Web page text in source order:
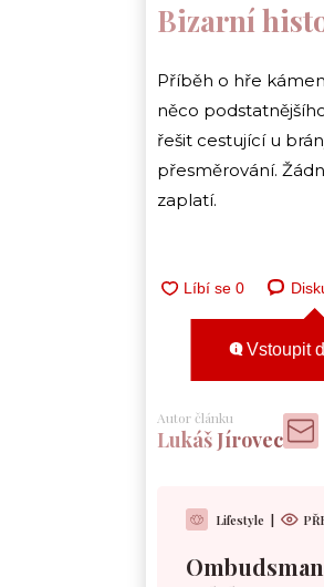
Bizarní
Příběh o hře
něco
řešit cestující u
přesměrování.
zaplatí.
Vstoupit
Autor článku
Lukáš Jírovec
Lifestyle